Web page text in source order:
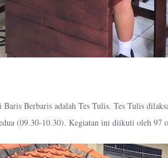
Baris Berbaris adalah Tes Tulis. Tes Tulis
(09.30-10.30). Kegiatan ini diikuti oleh 97